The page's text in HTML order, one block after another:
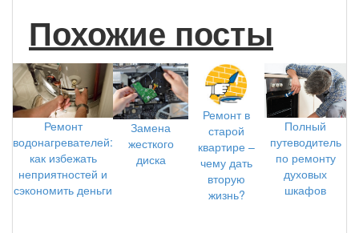
Похожие посты
Ремонт
водонагревателей:
как избежать
неприятностей и
сэкономить деньги
Замена
жесткого
диска
Ремонт в
старой
квартире –
чему дать
вторую
жизнь?
Полный
путеводитель
по ремонту
духовых
шкафов